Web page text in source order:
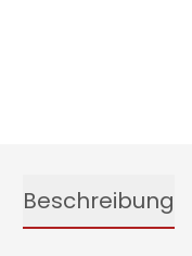
Beschreibung